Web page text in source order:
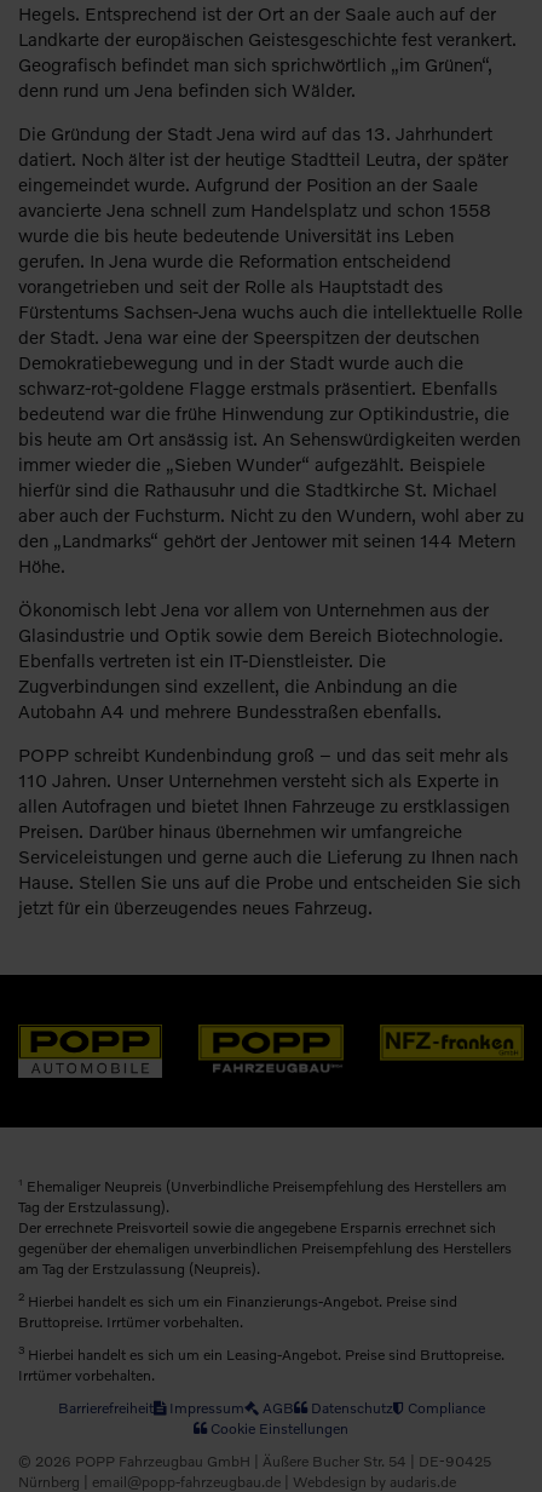
Hegels. Entsprechend ist der Ort an der Saale auch auf der
Landkarte der europäischen Geistesgeschichte fest verankert.
Geografisch befindet man sich sprichwörtlich „im Grünen“,
denn rund um Jena befinden sich Wälder.
Die Gründung der Stadt Jena wird auf das 13. Jahrhundert
datiert. Noch älter ist der heutige Stadtteil Leutra, der später
eingemeindet wurde. Aufgrund der Position an der Saale
avancierte Jena schnell zum Handelsplatz und schon 1558
wurde die bis heute bedeutende Universität ins Leben
gerufen. In Jena wurde die Reformation entscheidend
vorangetrieben und seit der Rolle als Hauptstadt des
Fürstentums Sachsen-Jena wuchs auch die intellektuelle Rolle
der Stadt. Jena war eine der Speerspitzen der deutschen
Demokratiebewegung und in der Stadt wurde auch die
schwarz-rot-goldene Flagge erstmals präsentiert. Ebenfalls
bedeutend war die frühe Hinwendung zur Optikindustrie, die
bis heute am Ort ansässig ist. An Sehenswürdigkeiten werden
immer wieder die „Sieben Wunder“ aufgezählt. Beispiele
hierfür sind die Rathausuhr und die Stadtkirche St. Michael
aber auch der Fuchsturm. Nicht zu den Wundern, wohl aber zu
den „Landmarks“ gehört der Jentower mit seinen 144 Metern
Höhe.
Ökonomisch lebt Jena vor allem von Unternehmen aus der
Glasindustrie und Optik sowie dem Bereich Biotechnologie.
Ebenfalls vertreten ist ein IT-Dienstleister. Die
Zugverbindungen sind exzellent, die Anbindung an die
Autobahn A4 und mehrere Bundesstraßen ebenfalls.
POPP schreibt Kundenbindung groß – und das seit mehr als
110 Jahren. Unser Unternehmen versteht sich als Experte in
allen Autofragen und bietet Ihnen Fahrzeuge zu erstklassigen
Preisen. Darüber hinaus übernehmen wir umfangreiche
Serviceleistungen und gerne auch die Lieferung zu Ihnen nach
Hause. Stellen Sie uns auf die Probe und entscheiden Sie sich
jetzt für ein überzeugendes neues Fahrzeug.
1 Ehemaliger Neupreis (Unverbindliche Preisempfehlung des Herstellers am
Tag der Erstzulassung).
Der errechnete Preisvorteil sowie die angegebene Ersparnis errechnet sich
gegenüber der ehemaligen unverbindlichen Preisempfehlung des Herstellers
am Tag der Erstzulassung (Neupreis).
2 Hierbei handelt es sich um ein Finanzierungs-Angebot. Preise sind
Bruttopreise. Irrtümer vorbehalten.
3 Hierbei handelt es sich um ein Leasing-Angebot. Preise sind Bruttopreise.
Irrtümer vorbehalten.
Barrierefreiheit
Impressum AGB Datenschutz
Compliance
Cookie Einstellungen
© 2026 POPP Fahrzeugbau GmbH | Äußere Bucher Str. 54 | DE-90425
Nürnberg | email@popp-fahrzeugbau.de | Webdesign by audaris.de